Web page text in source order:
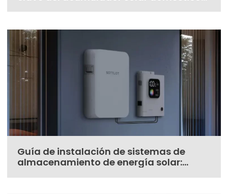
Guía de instalación de sistemas de
almacenamiento de energía solar: